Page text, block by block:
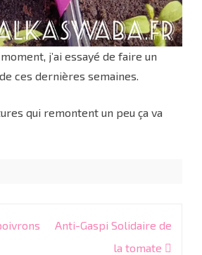
j’ai essayé de faire un
ces dernières semaines.
qui remontent un peu ça va
Anti-Gaspi Solidaire de
la tomate